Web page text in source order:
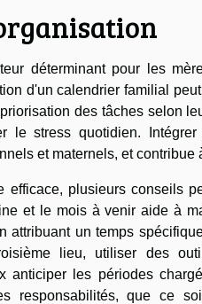
déterminant pour les
d'un calendrier familial
des tâches selon
le stress quotidien.
et maternels, et
efficace, plusieurs conseils
et le mois à venir aide à
attribuant un temps
lieu, utiliser des
anticiper les périodes
responsabilités, que ce